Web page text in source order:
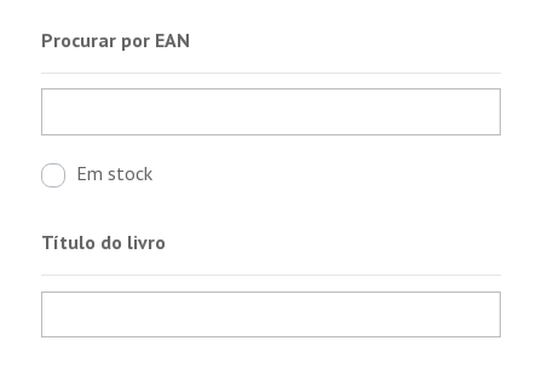
Procurar por EAN
Em stock
Título do livro